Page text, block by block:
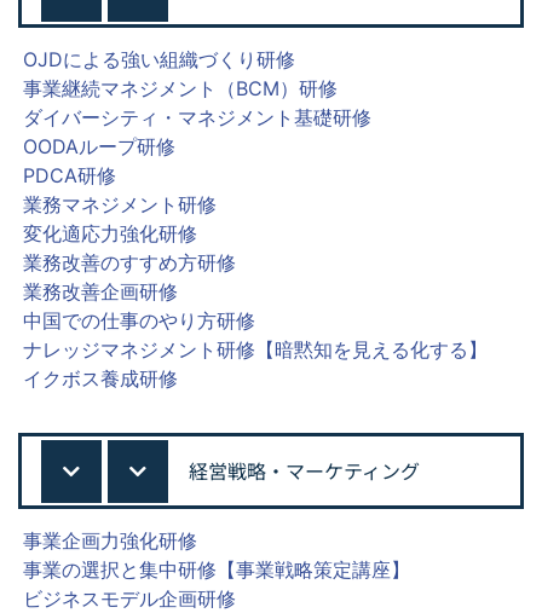
OJDによる強い組織づくり研修
事業継続マネジメント（BCM）研修
ダイバーシティ・マネジメント基礎研修
OODAループ研修
PDCA研修
業務マネジメント研修
変化適応力強化研修
業務改善のすすめ方研修
業務改善企画研修
中国での仕事のやり方研修
ナレッジマネジメント研修【暗黙知を見える化する】
イクボス養成研修
経営戦略・マーケティング
事業企画力強化研修
事業の選択と集中研修【事業戦略策定講座】
ビジネスモデル企画研修